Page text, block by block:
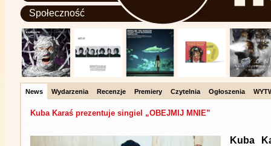
Społeczność
News Wydarzenia Recenzje Premiery Czytelnia Ogłoszenia
Kuba Karaś prezentuje singiel „OBEJMIJ MNIE”
Kuba